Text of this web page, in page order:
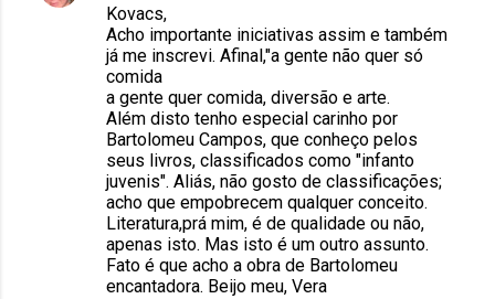
Kovacs,
Acho importante iniciativas assim e também
já me inscrevi. Afinal,"a gente não quer só
comida
a gente quer comida, diversão e arte.
Além disto tenho especial carinho por
Bartolomeu Campos, que conheço pelos
seus livros, classificados como "infanto
juvenis". Aliás, não gosto de classificações;
acho que empobrecem qualquer conceito.
Literatura,prá mim, é de qualidade ou não,
apenas isto. Mas isto é um outro assunto.
Fato é que acho a obra de Bartolomeu
encantadora. Beijo meu, Vera